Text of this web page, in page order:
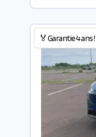
🏅Garantie 4 ans !